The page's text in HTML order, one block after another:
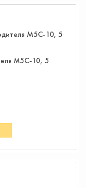
M5C-10, 5